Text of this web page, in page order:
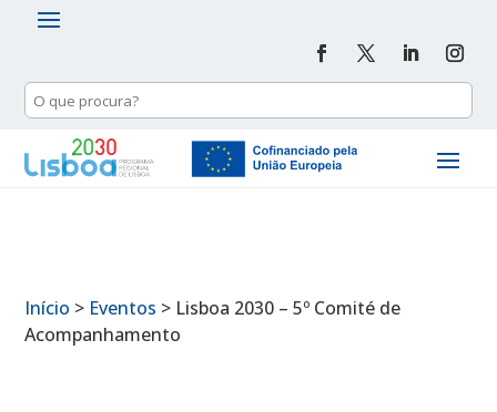
Início > Eventos > Lisboa 2030 – 5º Comité de
Acompanhamento